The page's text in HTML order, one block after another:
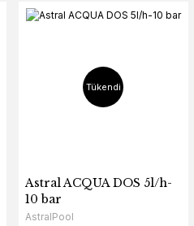
Tükendi
Astral ACQUA DOS 5l/h-
10 bar
AstralPool